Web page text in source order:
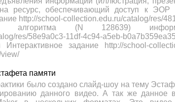
на ресурс, обеспечивающий доступ к
http://school-collection.edu.ru/catalog/res/
алгоритма (N 128639)
res/58e9a0c3-11df-4c94-a5eb-
Интерактивное задание http://school-
памяти
было создано слайд-шоу на тему
данного видео. А так же данное